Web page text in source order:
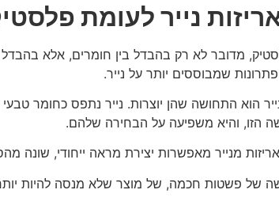
נייר לעומת
מדובר לא רק בהבדל בין חומרים, אלא
שמבוססים יותר על נייר.
הוא התחושה שהן יוצרות. נייר נתפס כחומר
הזו, והיא משפיעה על הבחירה שלהם.
מנייר מאפשרות יצירת מראה ייחודי, שונה
של פשטות חכמה, של מוצר שלא מנסה להיות